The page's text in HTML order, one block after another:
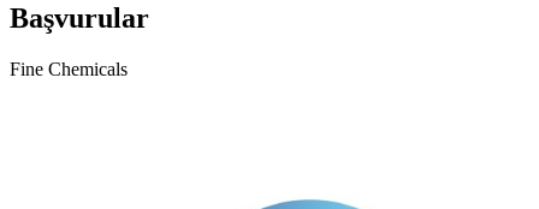
Başvurular
Fine Chemicals